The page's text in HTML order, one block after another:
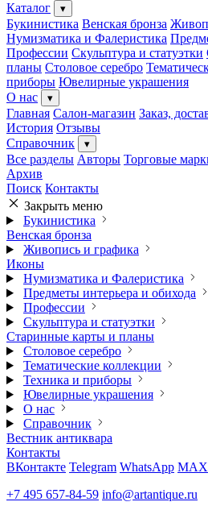
Каталог
▾
Букинистика Венская бронза
Нумизматика и Фалеристика
Профессии Скульптура и статуэтки
планы Столовое серебро
приборы Ювелирные украшения
О нас
▾
Главная Салон-магазин Заказ,
История Отзывы
Справочник
▾
Все разделы Авторы Торговые
Архив
Поиск Контакты
Закрыть меню
Букинистика
Венская бронза
Живопись и графика
Иконы
Нумизматика и Фалеристика
Предметы интерьера и обихода
Профессии
Скульптура и статуэтки
Старинные карты и планы
Столовое серебро
Тематические коллекции
Техника и приборы
Ювелирные украшения
О нас
Справочник
Вестник антиквара
Контакты
ВКонтакте Telegram WhatsApp MAX
+7 495 657-84-59 info@artantique.ru